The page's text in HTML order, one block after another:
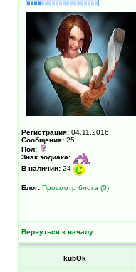
Регистрация: 04.11.2016
Сообщения: 25
Пол:
Знак зодиака:
В наличии: 24
Блог: Просмотр блога (0)
Вернуться к началу
kubOk